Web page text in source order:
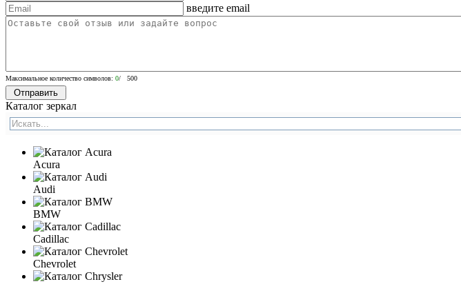
введите email
Максимальное количество символов: 0/ 500
Каталог зеркал
Acura
Audi
BMW
Cadillac
Chevrolet